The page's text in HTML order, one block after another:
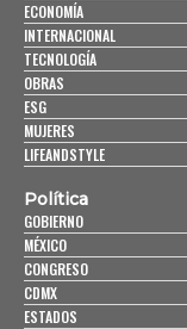
ECONOMÍA
INTERNACIONAL
TECNOLOGÍA
OBRAS
ESG
MUJERES
LIFEANDSTYLE
Política
GOBIERNO
MÉXICO
CONGRESO
CDMX
ESTADOS